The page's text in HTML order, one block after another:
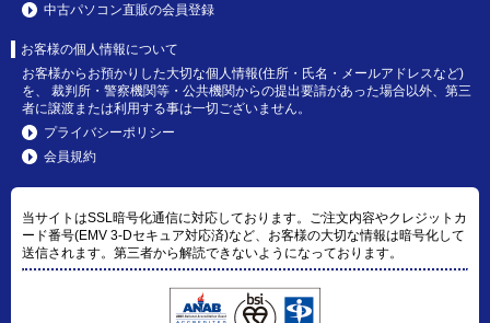
中古パソコン直販の会員登録
お客様の個人情報について
お客様からお預かりした大切な個人情報(住所・氏名・メールアドレスなど)
を、 裁判所・警察機関等・公共機関からの提出要請があった場合以外、第三
者に譲渡または利用する事は一切ございません。
プライバシーポリシー
会員規約
当サイトはSSL暗号化通信に対応しております。ご注文内容やクレジットカ
ード番号(EMV 3-Dセキュア対応済)など、お客様の大切な情報は暗号化して
送信されます。第三者から解読できないようになっております。